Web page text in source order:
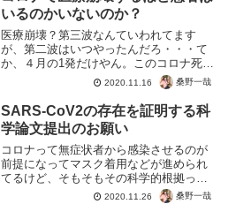
これってアナフィラキシー...
いるのかいないのか？
医療崩壊？第三波なんていわれてます
が、第二波はいつやったんだろ・・・て
か、４月の1発だけやん。このコロナ死不
正カウントでもただの風邪。患者不足病
床使用率の悪化。医療崩壊の恐れって、
耳にする。春に日本で封鎖された病院も
あった。海外では一方でこ...
2020.11.16 桑野一哉
SARS-CoV2の存在を証明する科
学論文提出のお願い
コロナって無症状者から感染させるのが
前提になってマスク着用などが進められ
てるけど、そもそもその科学的根拠って
どこ？もしかして、何の理由もなく適当
2020.11.26 桑野一哉